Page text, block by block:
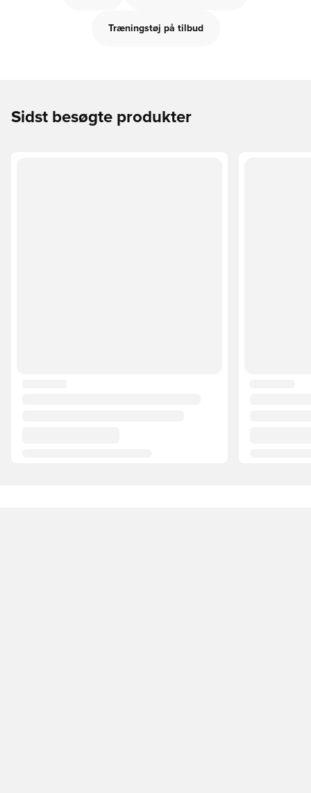
Træningstøj på tilbud
Sidst besøgte produkter